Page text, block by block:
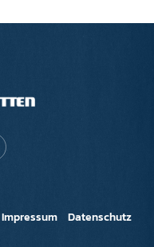
Impressum
Datenschutz